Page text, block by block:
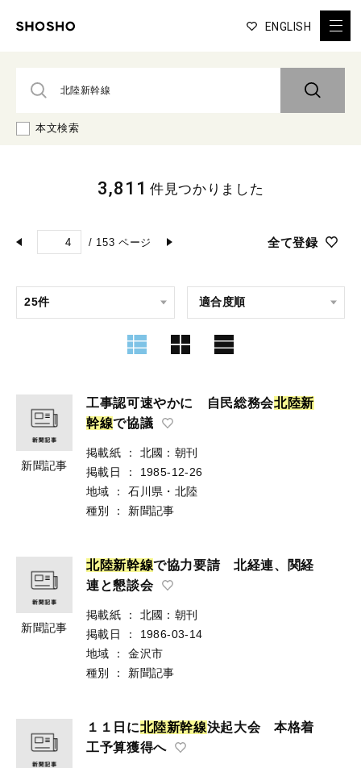
ENGLISH
本文検索
/ 153 ページ 全て登録
3,811 件見つかりました
新聞記事
工事認可速やかに 自民総務会北陸新
幹線で協議
掲載紙 ：
北國：朝刊
掲載日
：
1985-12-26
地域
：
石川県・北陸
種別
： 新聞記事
新聞記事
北陸新幹線で協力要請 北経連、関経
連と懇談会
掲載紙 ：
北國：朝刊
掲載日
：
1986-03-14
地域
：
金沢市
種別
： 新聞記事
１１日に北陸新幹線決起大会 本格着
工予算獲得へ